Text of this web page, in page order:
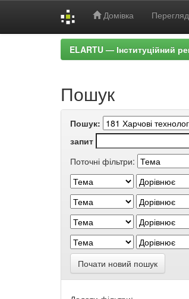
Домівка Перегляд
ELARTU — Інституційний
Пошук
Пошук:
запит
Поточні фільтри:
Почати новий пошук